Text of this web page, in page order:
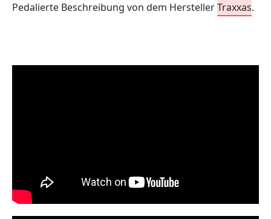
Pedalierte Beschreibung von dem HerstellerTraxxas.